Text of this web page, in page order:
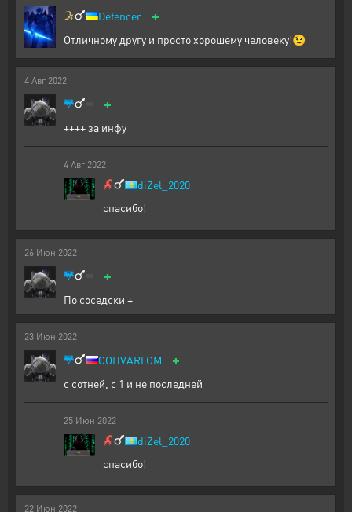
Defencer +
Отличному другу и просто хорошему человеку!😉
4 Авг 2022
+
++++ за инфу
4 Авг 2022
diZel_2020
спасибо!
26 Июн 2022
+
По соседски +
23 Июн 2022
COHVARLOM +
с сотней, с 1 и не последней
25 Июн 2022
diZel_2020
спасибо!
22 Июн 2022